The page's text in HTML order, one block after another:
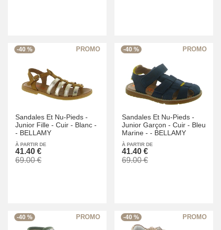
-40 %
Sandales Et Nu-Pieds -
Junior Fille - Cuir - Blanc -
- BELLAMY
À PARTIR DE
41.40 €
69.00 €
-40 %
Sandales Et Nu-Pieds -
Junior Garçon - Cuir - Bleu
Marine - - BELLAMY
À PARTIR DE
41.40 €
69.00 €
-40 % -40 %